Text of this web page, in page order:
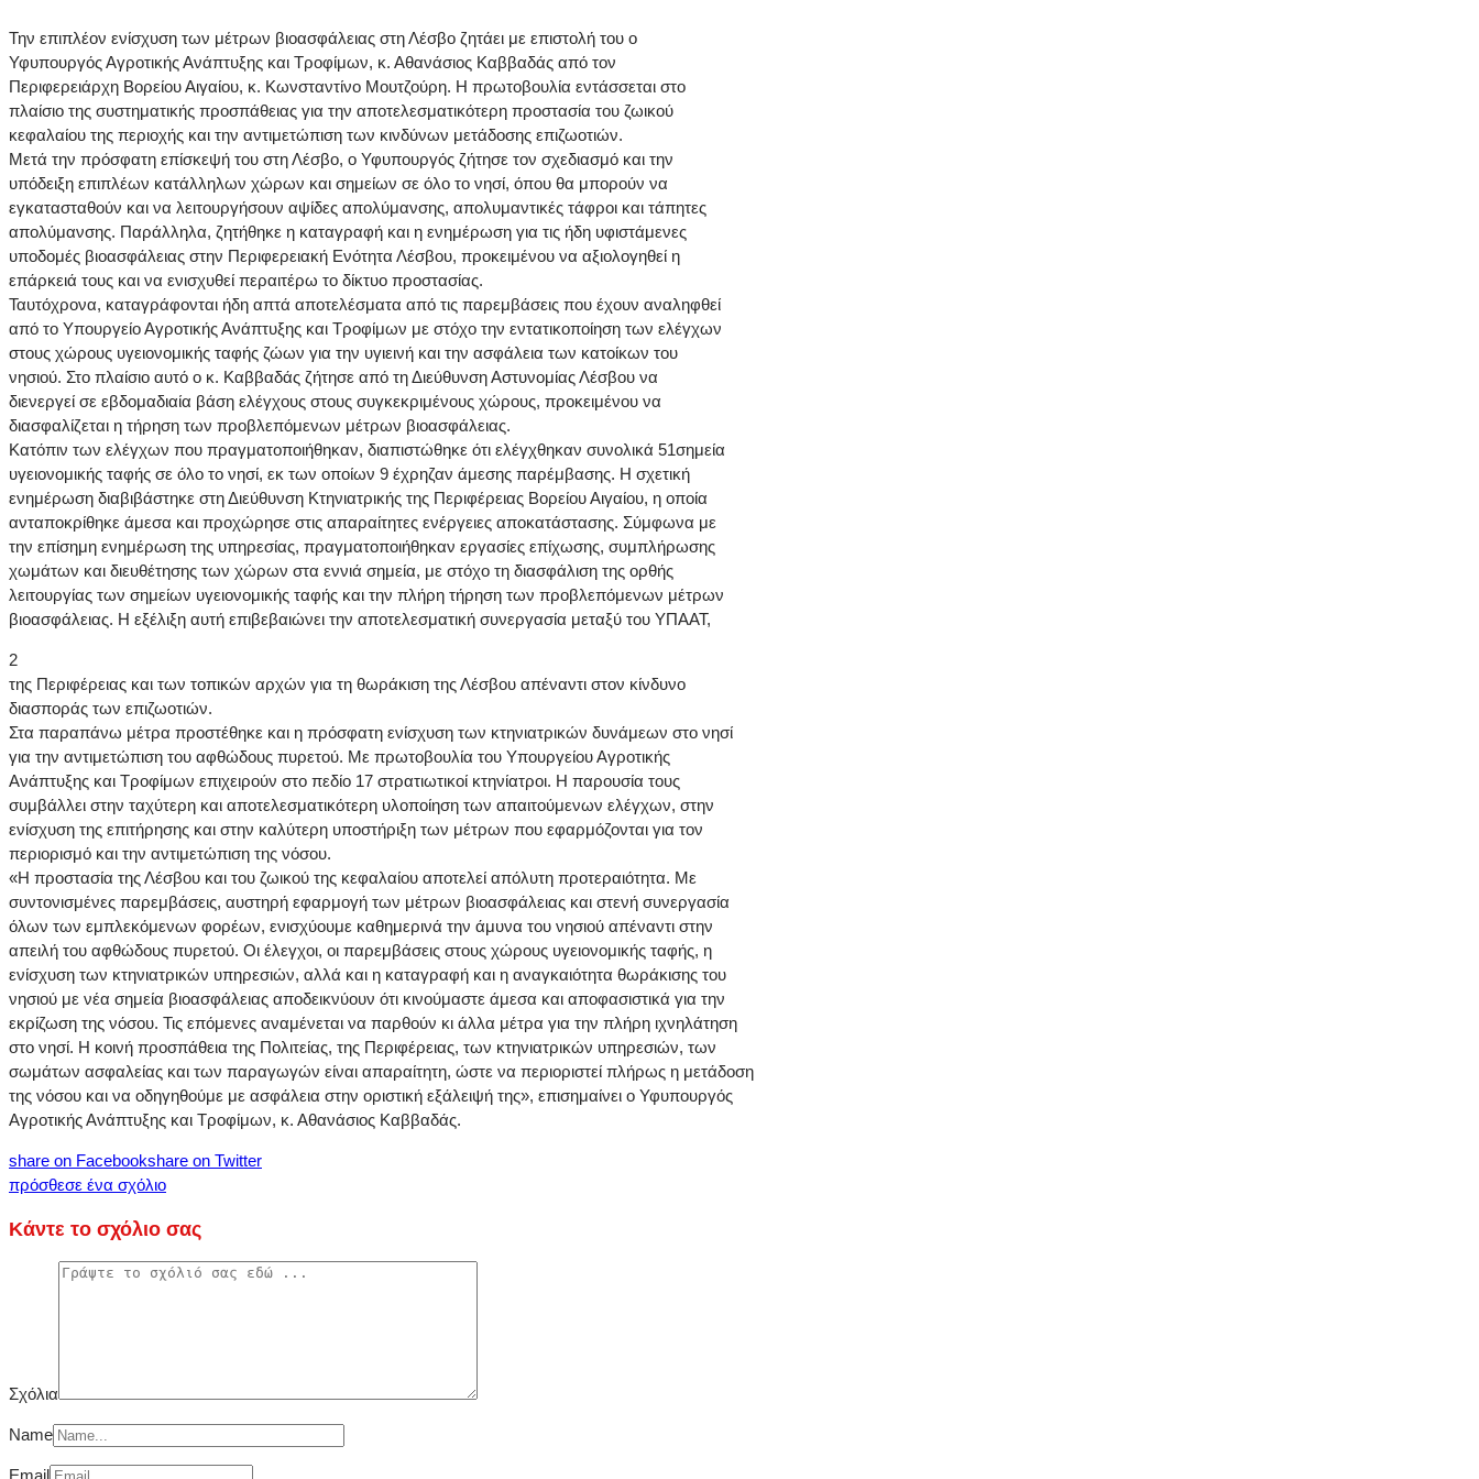
Την επιπλέον ενίσχυση των μέτρων βιοασφάλειας στη Λέσβο ζητάει με επιστολή του ο
Υφυπουργός Αγροτικής Ανάπτυξης και Τροφίμων, κ. Αθανάσιος Καββαδάς από τον
Περιφερειάρχη Βορείου Αιγαίου, κ. Κωνσταντίνο Μουτζούρη. Η πρωτοβουλία εντάσσεται στο
πλαίσιο της συστηματικής προσπάθειας για την αποτελεσματικότερη προστασία του ζωικού
κεφαλαίου της περιοχής και την αντιμετώπιση των κινδύνων μετάδοσης επιζωοτιών.
Μετά την πρόσφατη επίσκεψή του στη Λέσβο, ο Υφυπουργός ζήτησε τον σχεδιασμό και την
υπόδειξη επιπλέων κατάλληλων χώρων και σημείων σε όλο το νησί, όπου θα μπορούν να
εγκατασταθούν και να λειτουργήσουν αψίδες απολύμανσης, απολυμαντικές τάφροι και τάπητες
απολύμανσης. Παράλληλα, ζητήθηκε η καταγραφή και η ενημέρωση για τις ήδη υφιστάμενες
υποδομές βιοασφάλειας στην Περιφερειακή Ενότητα Λέσβου, προκειμένου να αξιολογηθεί η
επάρκειά τους και να ενισχυθεί περαιτέρω το δίκτυο προστασίας.
Ταυτόχρονα, καταγράφονται ήδη απτά αποτελέσματα από τις παρεμβάσεις που έχουν αναληφθεί
από το Υπουργείο Αγροτικής Ανάπτυξης και Τροφίμων με στόχο την εντατικοποίηση των ελέγχων
στους χώρους υγειονομικής ταφής ζώων για την υγιεινή και την ασφάλεια των κατοίκων του
νησιού. Στο πλαίσιο αυτό ο κ. Καββαδάς ζήτησε από τη Διεύθυνση Αστυνομίας Λέσβου να
διενεργεί σε εβδομαδιαία βάση ελέγχους στους συγκεκριμένους χώρους, προκειμένου να
διασφαλίζεται η τήρηση των προβλεπόμενων μέτρων βιοασφάλειας.
Κατόπιν των ελέγχων που πραγματοποιήθηκαν, διαπιστώθηκε ότι ελέγχθηκαν συνολικά 51σημεία
υγειονομικής ταφής σε όλο το νησί, εκ των οποίων 9 έχρηζαν άμεσης παρέμβασης. Η σχετική
ενημέρωση διαβιβάστηκε στη Διεύθυνση Κτηνιατρικής της Περιφέρειας Βορείου Αιγαίου, η οποία
ανταποκρίθηκε άμεσα και προχώρησε στις απαραίτητες ενέργειες αποκατάστασης. Σύμφωνα με
την επίσημη ενημέρωση της υπηρεσίας, πραγματοποιήθηκαν εργασίες επίχωσης, συμπλήρωσης
χωμάτων και διευθέτησης των χώρων στα εννιά σημεία, με στόχο τη διασφάλιση της ορθής
λειτουργίας των σημείων υγειονομικής ταφής και την πλήρη τήρηση των προβλεπόμενων μέτρων
βιοασφάλειας. Η εξέλιξη αυτή επιβεβαιώνει την αποτελεσματική συνεργασία μεταξύ του ΥΠΑΑΤ,
2
της Περιφέρειας και των τοπικών αρχών για τη θωράκιση της Λέσβου απέναντι στον κίνδυνο
διασποράς των επιζωοτιών.
Στα παραπάνω μέτρα προστέθηκε και η πρόσφατη ενίσχυση των κτηνιατρικών δυνάμεων στο νησί
για την αντιμετώπιση του αφθώδους πυρετού. Με πρωτοβουλία του Υπουργείου Αγροτικής
Ανάπτυξης και Τροφίμων επιχειρούν στο πεδίο 17 στρατιωτικοί κτηνίατροι. Η παρουσία τους
συμβάλλει στην ταχύτερη και αποτελεσματικότερη υλοποίηση των απαιτούμενων ελέγχων, στην
ενίσχυση της επιτήρησης και στην καλύτερη υποστήριξη των μέτρων που εφαρμόζονται για τον
περιορισμό και την αντιμετώπιση της νόσου.
«Η προστασία της Λέσβου και του ζωικού της κεφαλαίου αποτελεί απόλυτη προτεραιότητα. Με
συντονισμένες παρεμβάσεις, αυστηρή εφαρμογή των μέτρων βιοασφάλειας και στενή συνεργασία
όλων των εμπλεκόμενων φορέων, ενισχύουμε καθημερινά την άμυνα του νησιού απέναντι στην
απειλή του αφθώδους πυρετού. Οι έλεγχοι, οι παρεμβάσεις στους χώρους υγειονομικής ταφής, η
ενίσχυση των κτηνιατρικών υπηρεσιών, αλλά και η καταγραφή και η αναγκαιότητα θωράκισης του
νησιού με νέα σημεία βιοασφάλειας αποδεικνύουν ότι κινούμαστε άμεσα και αποφασιστικά για την
εκρίζωση της νόσου. Τις επόμενες αναμένεται να παρθούν κι άλλα μέτρα για την πλήρη ιχνηλάτηση
στο νησί. Η κοινή προσπάθεια της Πολιτείας, της Περιφέρειας, των κτηνιατρικών υπηρεσιών, των
σωμάτων ασφαλείας και των παραγωγών είναι απαραίτητη, ώστε να περιοριστεί πλήρως η μετάδοση
της νόσου και να οδηγηθούμε με ασφάλεια στην οριστική εξάλειψή της», επισημαίνει ο Υφυπουργός
Αγροτικής Ανάπτυξης και Τροφίμων, κ. Αθανάσιος Καββαδάς.
share on Facebookshare on Twitter
πρόσθεσε ένα σχόλιο
Κάντε το σχόλιο σας
Σχόλια
Name